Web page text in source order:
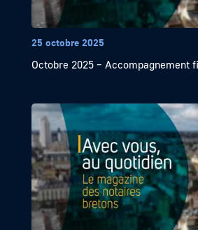
25 octobre 2025
Octobre 2025 – Accompagnement